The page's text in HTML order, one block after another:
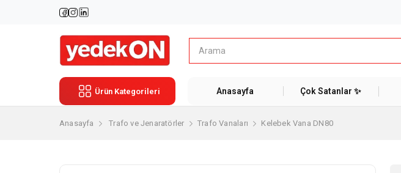
Ürün Kategorileri Anasayfa Çok Satanlar ✨
Anasayfa Trafo ve Jenaratörler Trafo Vanaları Kelebek Vana DN80